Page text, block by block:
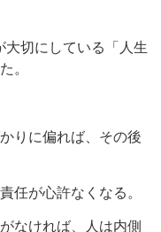
大切にしている「人生
。
りに偏れば、その後
任が心許なくなる。
なければ、人は内側